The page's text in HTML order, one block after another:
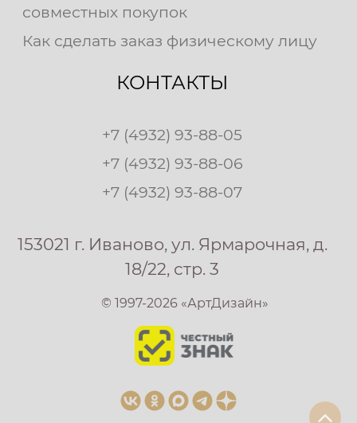
совместных покупок
Как сделать заказ физическому лицу
КОНТАКТЫ
+7 (4932) 93-88-05
+7 (4932) 93-88-06
+7 (4932) 93-88-07
153021 г. Иваново, ул. Ярмарочная, д.
18/22, стр. 3
© 1997-2026 «АртДизайн»